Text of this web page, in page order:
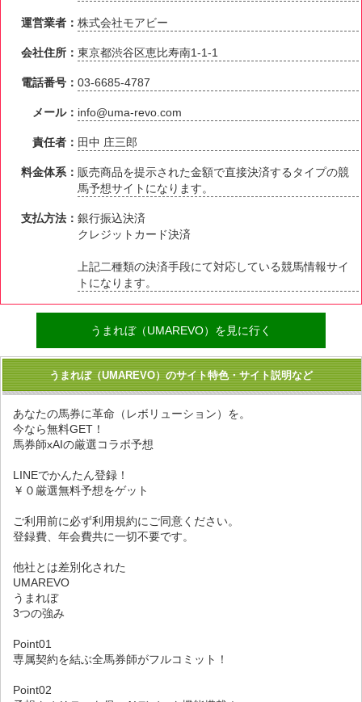
運営業者：株式会社モアビー
会社住所：東京都渋谷区恵比寿南1-1-1
電話番号：03-6685-4787
メール： info@uma-revo.com
責任者： 田中 庄三郎
料金体系： 販売商品を提示された金額で直接決済するタイプの競
馬予想サイトになります。
支払方法：銀行振込決済
クレジットカード決済
上記二種類の決済手段にて対応している競馬情報サイ
トになります。
うまれぼ（UMAREVO）を見に行く
うまれぼ（UMAREVO）のサイト特色・サイト説明など
あなたの馬券に革命（レボリューション）を。
今なら無料GET！
馬券師xAIの厳選コラボ予想
LINEでかんたん登録！
￥０厳選無料予想をゲット
ご利用前に必ず利用規約にご同意ください。
登録費、年会費共に一切不要です。
他社とは差別化された
UMAREVO
うまれぼ
3つの強み
Point01
専属契約を結ぶ全馬券師がフルコミット！
Point02